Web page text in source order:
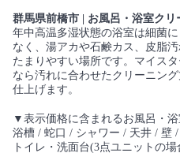
群馬県前橋市 | お風呂・浴室クリ
年中高温多湿状態の浴室は細菌
なく、湯アカや石鹸カス、皮脂
たまりやすい場所です。マイス
なら汚れに合わせたクリーニン
仕上げます。
▼表示価格に含まれるお風呂・
浴槽 / 蛇口 / シャワー / 天井 / 壁
トイレ・洗面台(3点ユニットの